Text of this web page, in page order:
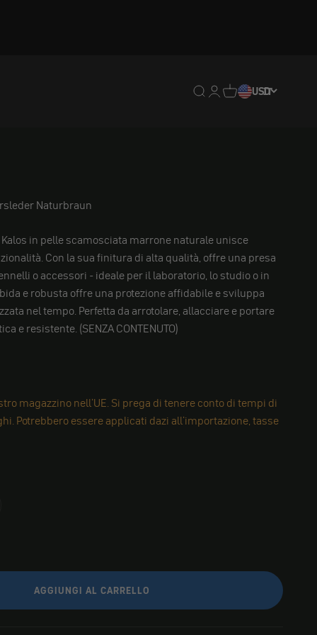
Traduzione mancante:
Traduzione
Traduzione
USD
IT
Naturbraun
in pelle scamosciata marrone naturale unisce
Con la sua finitura di alta qualità, offre una presa
o accessori - ideale per il laboratorio, lo studio o in
e robusta offre una protezione affidabile e sviluppa
nel tempo. Perfetta da arrotolare, allacciare e portare
e resistente. (SENZA CONTENUTO)
magazzino nell'UE. Si prega di tenere conto di tempi di
Potrebbero essere applicati dazi all'importazione, tasse
AGGIUNGI AL CARRELLO